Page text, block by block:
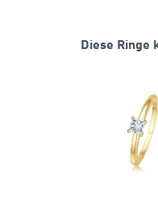
Diese Ringe